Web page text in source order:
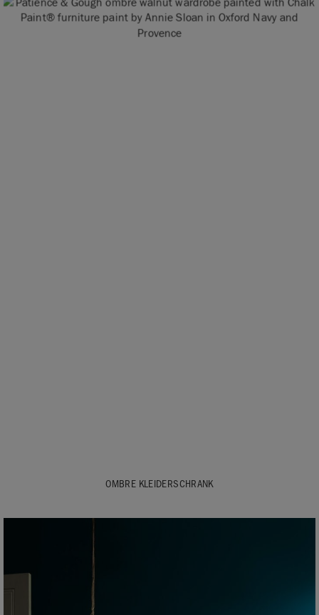
OMBRE KLEIDERSCHRANK